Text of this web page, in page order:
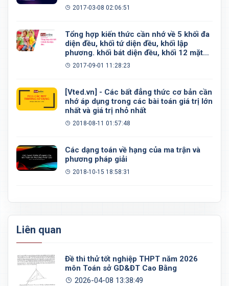
2017-03-08 02:06:51
Tổng hợp kiến thức cần nhớ về 5 khối đa
diện đều, khối tứ diện đều, khối lập
phương. khối bát diện đều, khối 12 mặt
đều, khối 20 mặt đều
2017-09-01 11:28:23
[Vted.vn] - Các bất đẳng thức cơ bản cần
nhớ áp dụng trong các bài toán giá trị lớn
nhất và giá trị nhỏ nhất
2018-08-11 01:57:48
Các dạng toán về hạng của ma trận và
phương pháp giải
2018-10-15 18:58:31
Liên quan
Đề thi thử tốt nghiệp THPT năm 2026
môn Toán sở GD&ĐT Cao Bằng
2026-04-08 13:38:49